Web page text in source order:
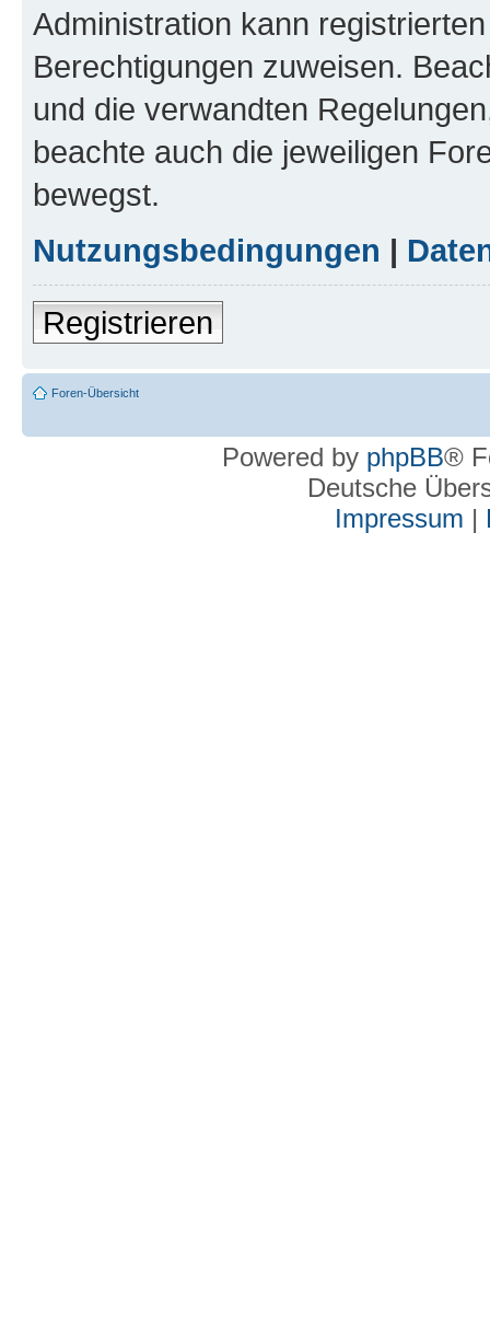
Administration kann
Berechtigungen zuweisen.
und die verwandten
beachte auch die jeweiligen
bewegst.
Nutzungsbedingungen |
Registrieren
Foren-Übersicht
Powered by phpBB®
Deutsche
Impressum |